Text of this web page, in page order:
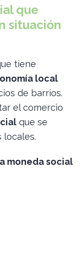
que
situación
tiene
local
de barrios.
el comercio
que se
locales.
moneda social